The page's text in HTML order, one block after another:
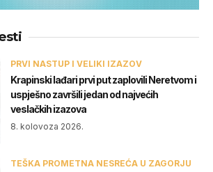
PRVI NASTUP I VELIKI IZAZOV
Krapinski lađari prvi put zaplovili Neretvom i
uspješno završili jedan od najvećih
veslačkih izazova
8. kolovoza 2026.
TEŠKA PROMETNA NESREĆA U ZAGORJU